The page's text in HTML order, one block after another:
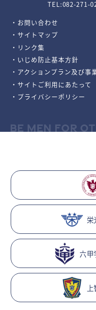
TEL:082-271-
・お問い合わせ
・サイトマップ
・リンク集
・いじめ防止基本方針
・アクションプラン及び事
・サイトご利用にあたって
・プライバシーポリシー
BE MEN FOR
栄
六甲